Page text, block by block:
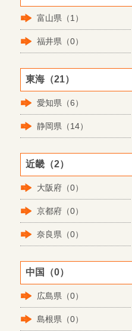
富山県（1）
福井県（0）
東海（21）
愛知県（6）
静岡県（14）
近畿（2）
大阪府（0）
京都府（0）
奈良県（0）
中国（0）
広島県（0）
島根県（0）